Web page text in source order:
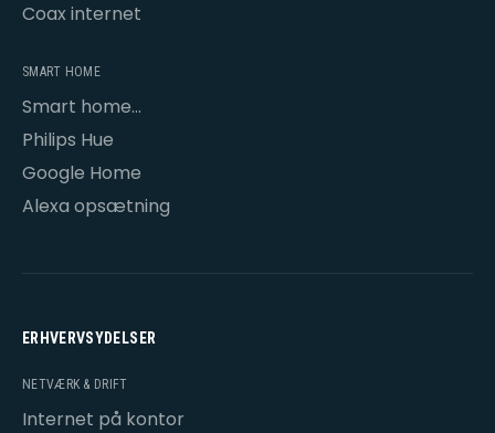
Coax internet
SMART HOME
Smart home
opsætning
Philips Hue
Google Home
Alexa opsætning
ERHVERVSYDELSER
NETVÆRK & DRIFT
Internet på kontor